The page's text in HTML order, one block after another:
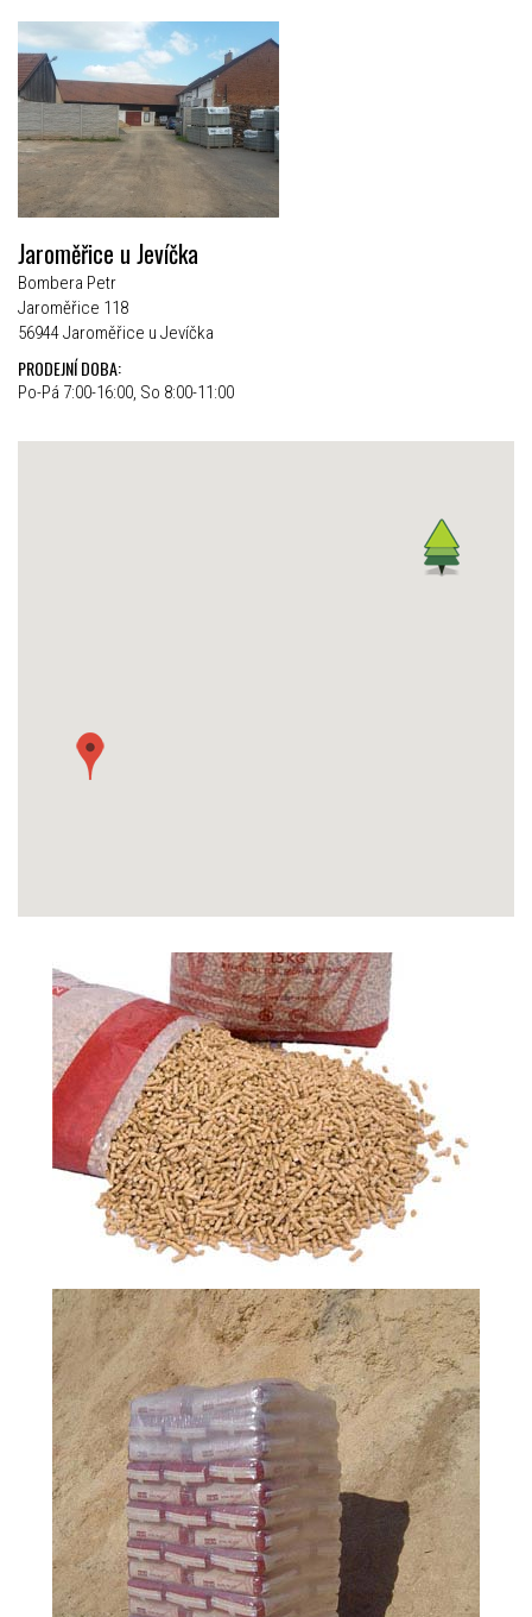
Jaroměřice u Jevíčka
Bombera Petr
Jaroměřice 118
56944 Jaroměřice u Jevíčka
PRODEJNÍ DOBA:
Po-Pá 7:00-16:00, So 8:00-11:00